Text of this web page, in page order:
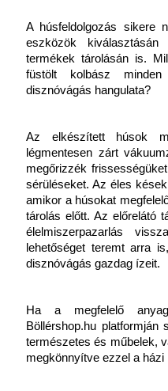
A húsfeldolgozás sikere
eszközök
termékek tárolásán is.
füstölt kolbász
disznóvágás hangulata?
Az elkészített húsok
légmentesen zárt
megőrizzék
sérüléseket. Az éles
amikor a húsokat
tárolás előtt. Az előrelátó
élelmiszerpazarlás
lehetőséget teremt arra
disznóvágás gazdag ízeit.
Ha a megfelelő
Böllérshop.hu
természetes és műbelek,
megkönnyítve ezzel a